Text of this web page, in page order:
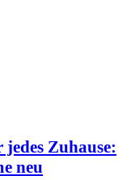
Zuhause:
neu